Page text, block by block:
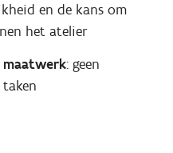
en de kans om
het atelier
: geen